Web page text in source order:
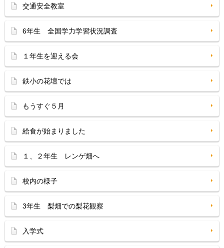
交通安全教室
6年生 全国学力学習状況調査
１年生を迎える会
鉄小の花壇では
もうすぐ５月
給食が始まりました
１、２年生 レンゲ畑へ
校内の様子
3年生 梨畑での梨花観察
入学式